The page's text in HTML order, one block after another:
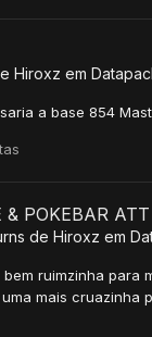
Hiroxz em
a base 854
& POKEBAR ATT
de Hiroxz em
ruimzinha
mais